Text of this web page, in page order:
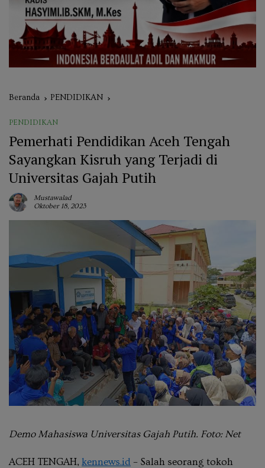
Beranda PENDIDIKAN
PENDIDIKAN
Pemerhati Pendidikan Aceh Tengah
Sayangkan Kisruh yang Terjadi di
Universitas Gajah Putih
Mustawalad
Oktober 18, 2023
Demo Mahasiswa Universitas Gajah Putih. Foto: Net
ACEH TENGAH, kennews.id – Salah seorang tokoh